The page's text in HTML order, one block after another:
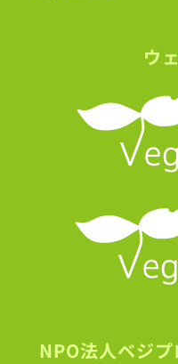
ウ
NPO法人ベジ